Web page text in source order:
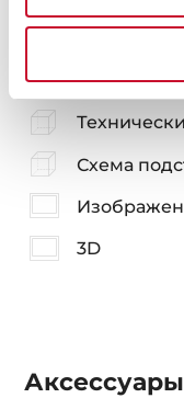
Карта
Схема
3D
Аксессуары